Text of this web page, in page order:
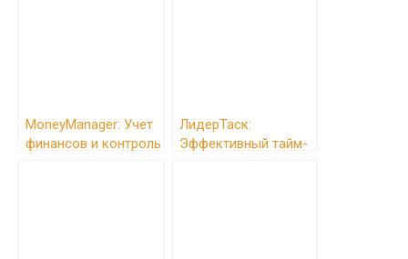
MoneyManager: Учет
финансов и контроль
ЛидерТаск:
Эффективный тайм-